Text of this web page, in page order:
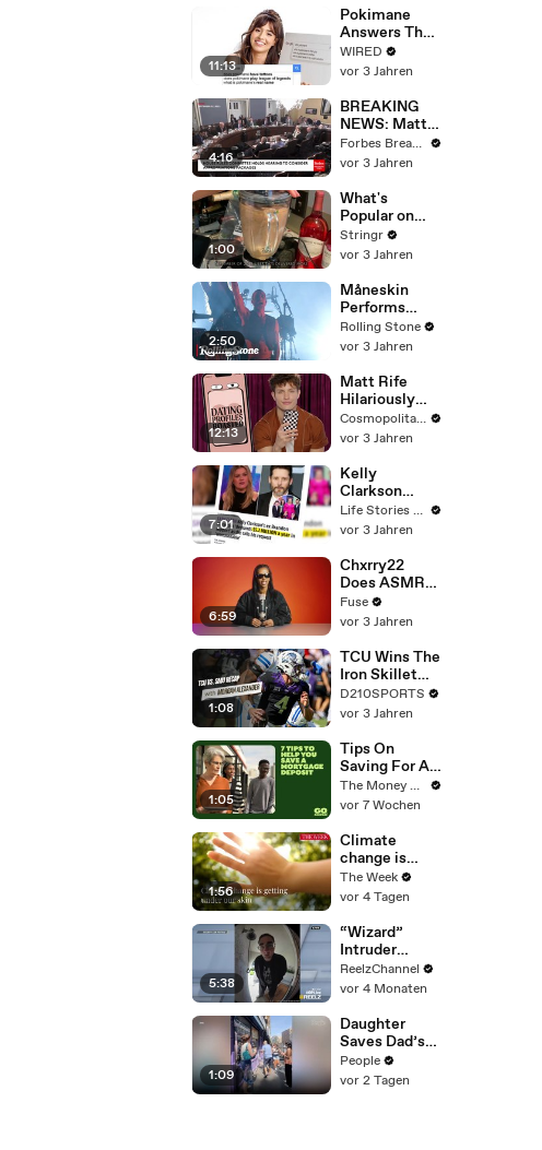
Year
11:13
Pokimane
Answers The
Web's Most
Searched
WIRED
vor 3 Jahren
4:16
BREAKING
NEWS: Matt
Gaetz Tells
House
'I'm Not Going
To Vote For A
Continuing
Resolution'
Forbes Breaking News
vor 3 Jahren
1:00
What's
Popular on
Uber Eats?
Stringr
vor 3 Jahren
2:50
Måneskin
Performs
"HONEY" at
MSG
Rolling Stone
vor 3 Jahren
12:13
Matt Rife
Hilariously
Roasts Your
Dating
Cosmopolitan
Cosmopolitan USA
vor 3 Jahren
7:01
Kelly
Clarkson
Fights Back
Against
Blackstock In
Devastating
Divorce
Battle
Life Stories By Goalcast
vor 3 Jahren
6:59
Chxrry22
Does ASMR
with Matcha,
Talks Using
Escape &
Touring with
The Weeknd
Fuse
vor 3 Jahren
1:08
TCU Wins The
Iron Skillet
With A 34-17
Win Over
D210SPORTS
vor 3 Jahren
1:05
Tips On
Saving For A
Mortgage
Deposit
The Money Edit
vor 7 Wochen
1:56
Climate
change is
getting under
our skin
The Week
vor 4 Tagen
5:38
“Wizard”
Intruder
Breaks Into
Home &
Shovel
ReelzChannel
vor 4 Monaten
1:09
Daughter
Saves Dad’s
Beloved
Business on
People
vor 2 Tagen